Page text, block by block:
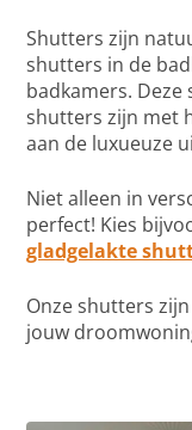
Shutters zijn
shutters in de
badkamers.
shutters zijn met
aan de luxueuze
Niet alleen in
perfect! Kies
gladgelakte
Onze shutters
jouw